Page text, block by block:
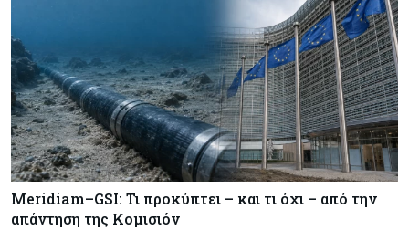
Meridiam–GSI: Τι προκύπτει – και τι όχι – από την
απάντηση της Κομισιόν